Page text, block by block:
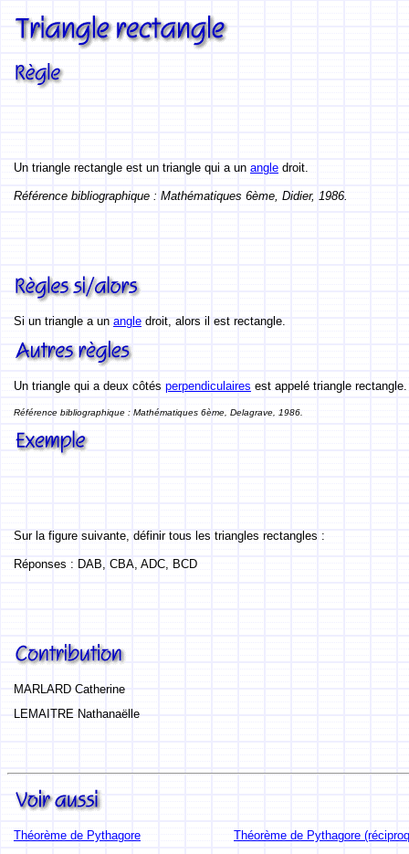
Un triangle rectangle est un triangle qui a un angle droit.
Référence bibliographique : Mathématiques 6ème, Didier, 1986.
Si un triangle a un angle droit, alors il est rectangle.
Un triangle qui a deux côtés perpendiculaires est appelé triangle rectangle.
Référence bibliographique : Mathématiques 6ème, Delagrave, 1986.
Sur la figure suivante, définir tous les triangles rectangles :
Réponses : DAB, CBA, ADC, BCD
MARLARD Catherine
LEMAITRE Nathanaëlle
Théorème de Pythagore Théorème de Pythagore